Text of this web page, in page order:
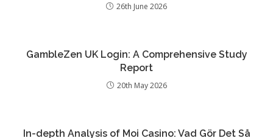
26th June 2026
GambleZen UK Login: A Comprehensive Study
Report
20th May 2026
In-depth Analysis of Moi Casino: Vad Gör Det Så